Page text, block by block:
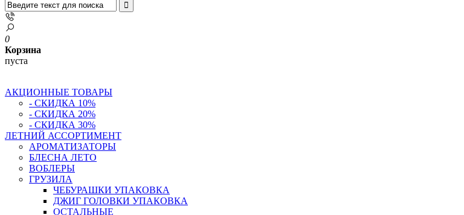
0
Корзина
пуста
АКЦИОННЫЕ ТОВАРЫ
- СКИДКА 10%
- СКИДКА 20%
- СКИДКА 30%
ЛЕТНИЙ АССОРТИМЕНТ
АРОМАТИЗАТОРЫ
БЛЕСНА ЛЕТО
ВОБЛЕРЫ
ГРУЗИЛА
ЧЕБУРАШКИ УПАКОВКА
ДЖИГ ГОЛОВКИ УПАКОВКА
ОСТАЛЬНЫЕ